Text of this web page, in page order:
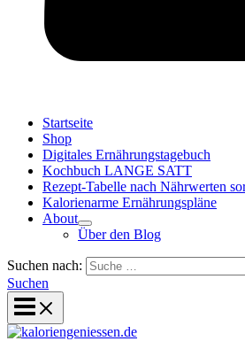
Startseite
Shop
Digitales Ernährungstagebuch
Kochbuch LANGE SATT
Rezept-Tabelle nach Nährwerten
Kalorienarme Ernährungspläne
About
Über den Blog
Suchen nach:
Suchen